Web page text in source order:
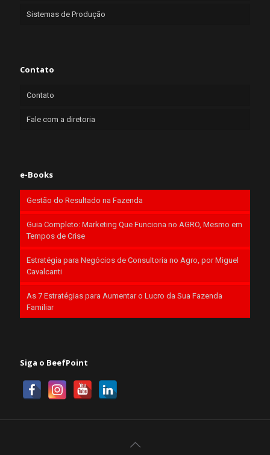
Sistemas de Produção
Contato
Contato
Fale com a diretoria
e-Books
Gestão do Resultado na Fazenda
Guia Completo: Marketing Que Funciona no AGRO, Mesmo em
Tempos de Crise
Estratégia para Negócios de Consultoria no Agro, por Miguel
Cavalcanti
As 7 Estratégias para Aumentar o Lucro da Sua Fazenda
Familiar
Siga o BeefPoint